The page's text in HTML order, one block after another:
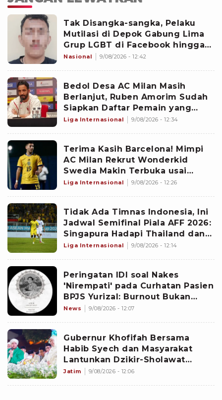
Tak Disangka-sangka, Pelaku
Mutilasi di Depok Gabung Lima
Grup LGBT di Facebook hingga
WhatsApp
Nasional 9/08/2026 - 12:42
Bedol Desa AC Milan Masih
Berlanjut, Ruben Amorim Sudah
Siapkan Daftar Pemain yang
Bakal Dilepas Musim Panas Ini
Liga Internasional 9/08/2026 - 12:34
Terima Kasih Barcelona! Mimpi
AC Milan Rekrut Wonderkid
Swedia Makin Terbuka usai
Blaugrana Kasih Lampu Hijau
Liga Internasional 9/08/2026 - 12:26
Tidak Ada Timnas Indonesia, Ini
Jadwal Semifinal Piala AFF 2026:
Singapura Hadapi Thailand dan
Malaysia Jumpa Vietnam
Liga Internasional 9/08/2026 - 12:14
Peringatan IDI soal Nakes
'Nirempati' pada Curhatan Pasien
BPJS Yurizal: Burnout Bukan
Alasan
News 9/08/2026 - 12:07
Gubernur Khofifah Bersama
Habib Syech dan Masyarakat
Lantunkan Dzikir-Sholawat
Sambut HUT Ke-81 RI di Grahadi
Jatim 9/08/2026 - 12:06